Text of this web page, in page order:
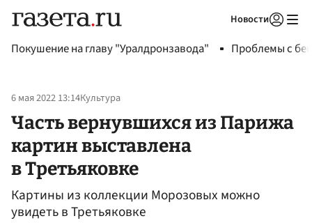
Новости
Покушение на главу "Уралдронзавода" Проблемы с
6 мая 2022 13:14Культура
Часть вернувшихся из Парижа
картин выставлена
в Третьяковке
Картины из коллекции Морозовых можно
увидеть в Третьяковке